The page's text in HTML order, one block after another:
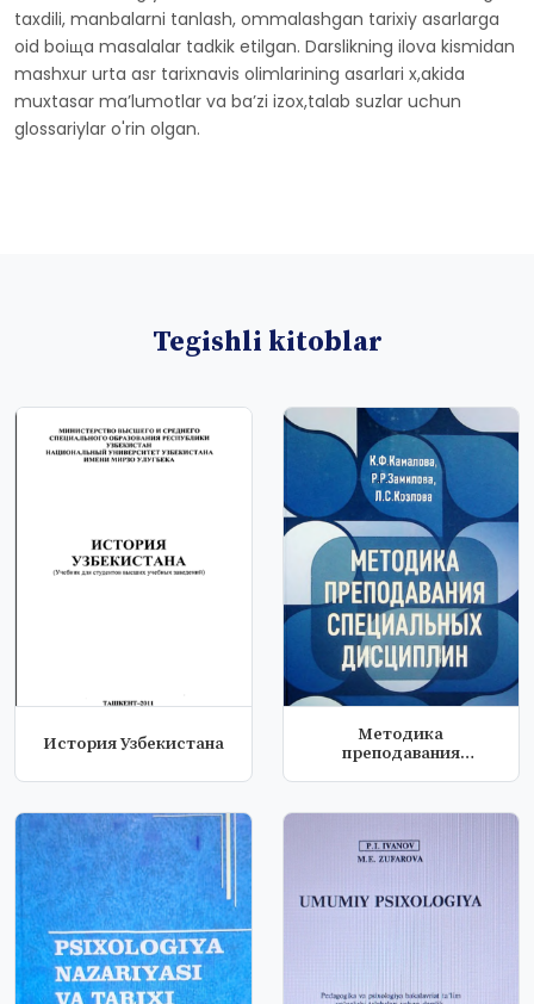
taxdili, manbalarni tanlash, ommalashgan tarixiy asarlarga
oid boiщa masalalar tadkik etilgan. Darslikning ilova kismidan
mashxur urta asr tarixnavis olimlarining asarlari x,akida
muxtasar maʼlumotlar va baʼzi izox,talab suzlar uchun
glossariylar o'rin olgan.
Tegishli kitoblar
История Узбекистана
Методика
преподавания